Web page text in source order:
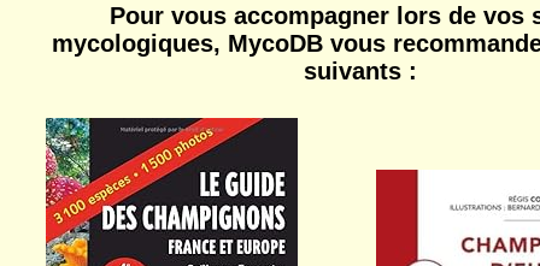
Pour vous accompagner lors de vos
mycologiques, MycoDB vous
suivants :